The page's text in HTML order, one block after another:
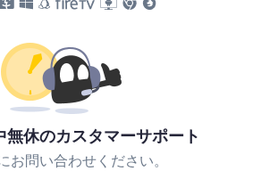
休のカスタマーサポート
お問い合わせください。